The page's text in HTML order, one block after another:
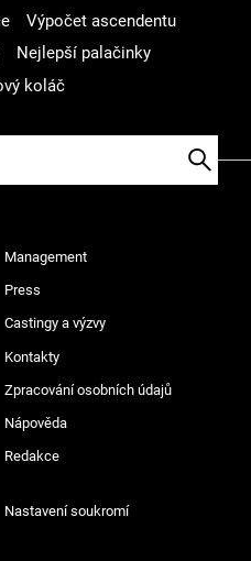
Výpočet ascendentu
Nejlepší palačinky
koláč
Management
Press
Castingy a výzvy
Kontakty
Zpracování osobních údajů
Nápověda
Redakce
Nastavení soukromí